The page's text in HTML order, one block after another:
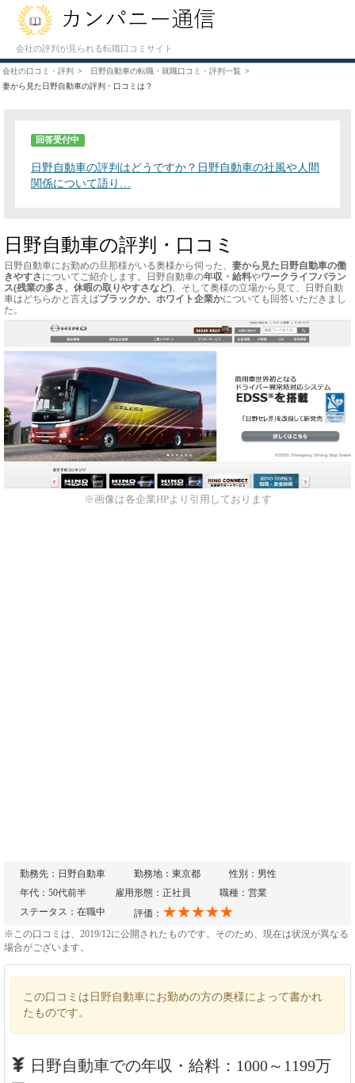
会社の評判が見られる転職口コミサイト
会社の口コミ・評判
日野自動車の転職・就職口コミ・評判一覧
妻から見た日野自動車の評判・口コミは？
回答受付中
日野自動車の評判はどうですか？日野自動車の社風や人間
関係について語り…
日野自動車の評判・口コミ
日野自動車にお勤めの旦那様がいる奥様から伺った、 妻から見た日野自動車の働
きやすさ についてご紹介します。日野自動車の年収・給料やワークライフバラン
ス(残業の多さ、休暇の取りやすさなど)、そして奥様の立場から見て、日野自動
車はどちらかと言えばブラックか、ホワイト企業かについても回答いただきまし
た。
※画像は各企業HPより引用しております
勤務先：日野自動車 勤務地：東京都
性別：男性
年代：50代前半
雇用形態：正社員
職種：営業
ステータス：在職中
評価： ★★★★★
※この口コミは、2019/12に公開されたものです。そのため、現在は状況が異なる
場合がございます。
この口コミは日野自動車にお勤めの方の奥様によって書かれ
たものです。
日野自動車での年収・給料：1000～1199万